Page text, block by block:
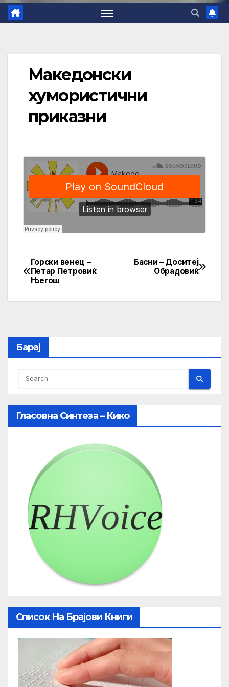
Македонски
хумористични
приказни
Post
navigation
Басни – Доситеј
Обрадовиќ
Горски венец –
Петар Петровиќ
Његош
Барај
Гласовна Синтеза – Кико
Список На Брајови Книги